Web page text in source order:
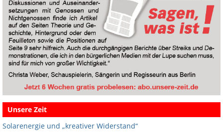
Unsere Zeit
Solarenergie und „kreativer Widerstand“